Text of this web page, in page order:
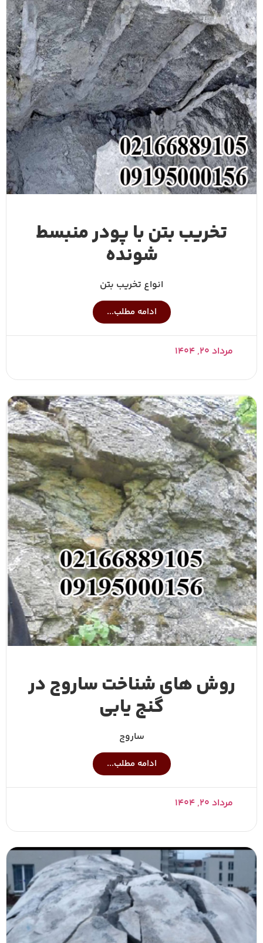
تخریب بتن با پودر منبسط
شونده
انواع تخریب بتن
ادامه مطلب...
مرداد ۲۰, ۱۴۰۴
روش های شناخت ساروج در
گنج یابی
ساروج
ادامه مطلب...
مرداد ۲۰, ۱۴۰۴